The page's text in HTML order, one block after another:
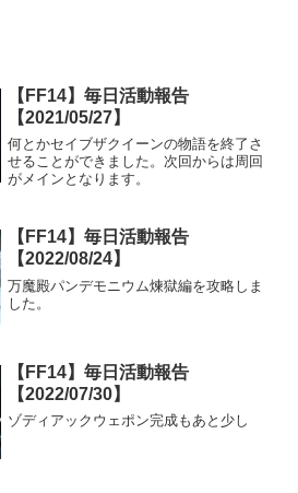
【FF14】毎日活動報告
【2021/05/27】
何とかセイブザクイーンの物語を終了さ
せることができました。次回からは周回
がメインとなります。
【FF14】毎日活動報告
【2022/08/24】
万魔殿パンデモニウム煉獄編を攻略しま
した。
【FF14】毎日活動報告
【2022/07/30】
ゾディアックウェポン完成もあと少し